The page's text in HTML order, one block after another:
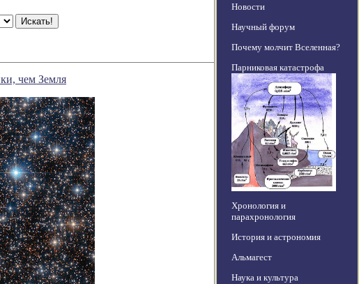
чем Земля
Новости
Научный форум
Почему молчит Вселенная?
Парниковая катастрофа
Хронология и
парахронология
История и астрономия
Альмагест
Наука и культура